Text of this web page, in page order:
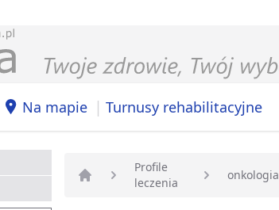
Na mapie | Turnusy rehabilitacyjne
Strona główna
Profile
leczenia
onkologia